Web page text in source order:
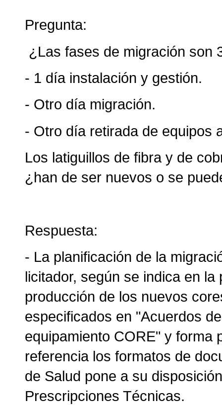
Pregunta:
¿Las fases de migración son
- 1 día instalación y gestión.
- Otro día migración.
- Otro día retirada de equipos
Los latiguillos de fibra y de
¿han de ser nuevos o se
Respuesta:
- La planificación de la
licitador, según se indica en
producción de los nuevos
especificados en "Acuerdos
equipamiento CORE" y forma
referencia los formatos de
de Salud pone a su
Prescripciones Técnicas.